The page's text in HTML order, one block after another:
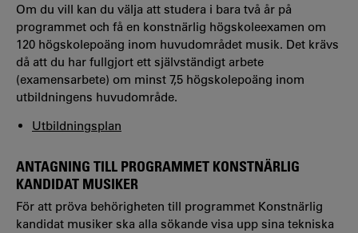
Om du vill kan du välja att studera i bara två år på
programmet och få en konstnärlig högskoleexamen om
120 högskolepoäng inom huvudområdet musik. Det krävs
då att du har fullgjort ett självständigt arbete
(examensarbete) om minst 7,5 högskolepoäng inom
utbildningens huvudområde.
Utbildningsplan
ANTAGNING TILL PROGRAMMET KONSTNÄRLIG
KANDIDAT MUSIKER
För att pröva behörigheten till programmet Konstnärlig
kandidat musiker ska alla sökande visa upp sina tekniska